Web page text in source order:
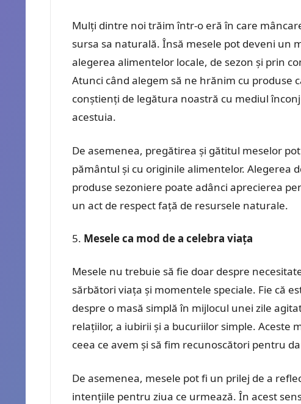
Mulți dintre noi trăim într-o eră în care
sursa sa naturală. Însă mesele pot deveni un
alegerea alimentelor locale, de sezon și prin
Atunci când alegem să ne hrănim cu produse
conștienți de legătura noastră cu mediul
acestuia.
De asemenea, pregătirea și gătitul meselor
pământul și cu originile alimentelor. Alegerea
produse sezoniere poate adânci aprecierea
un act de respect față de resursele naturale.
Mesele ca mod de a celebra viața
Mesele nu trebuie să fie doar despre
sărbători viața și momentele speciale. Fie că
despre o masă simplă în mijlocul unei zile
relațiilor, a iubirii și a bucuriilor simple. Aceste
ceea ce avem și să fim recunoscători pentru
De asemenea, mesele pot fi un prilej de a
intențiile pentru ziua ce urmează. În acest